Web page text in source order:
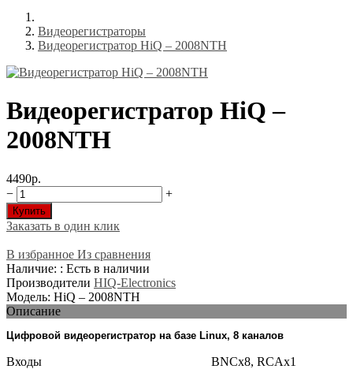
Видеорегистраторы
Видеорегистратор HiQ – 2008NTH
Видеорегистратор HiQ –
2008NTH
4490р.
−
+
Купить
Заказать в один клик
В избранное Из сравнения
Наличие: : Есть в наличии
Производители HIQ-Electronics
Модель: HiQ – 2008NTH
Описание
Цифровой видеорегистратор на базе Linux, 8 каналов
Входы
BNCх8, RCAx1